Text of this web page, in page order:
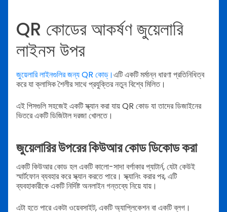
QR কোডের আকর্ষণ জুয়েলারি
লাইনস উপর
জুয়েলারি লাইনগুলির জন্য QR কোড্‌।এটি একটি মর্মান্ন ধারণা প্রতিনিধিত্ব
করে যা ক্লাসিক শৈলীর সাথে প্রযুক্তির নতুন বিশ্বে মিলিত।
এই পিসগুলি সহজেই একটি স্ক্যান করা যায় QR কোড যা তাদের ডিজাইনের
ভিতরে একটি ডিজিটাল দরজা খোলতে।
জুয়েলারির উপরের কিউআর কোড ডিকোড করা
একটি কিউআর কোড হল একটি কালো-সাদা বর্গাকার প্যাটার্ন, যেটা কেউই
স্মার্টফোন ব্যবহার করে স্ক্যান করতে পারে। স্ক্যানিং করার পর, এটি
ব্যবহাকারীকে একটি নির্দিষ্ট অনলাইন গন্তব্যে নিয়ে যায়।
এটা হতে পারে একটা ওয়েবসাইট, একটি অ্যাপ্লিকেশন বা একটি ব্লগ।